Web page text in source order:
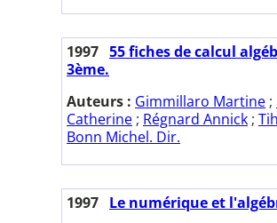
1997 55 fiches de calcul
3ème.
Auteurs : Gimmillaro Martine ;
Catherine ; Régnard Annick ;
Bonn Michel. Dir.
1997 Le numérique et